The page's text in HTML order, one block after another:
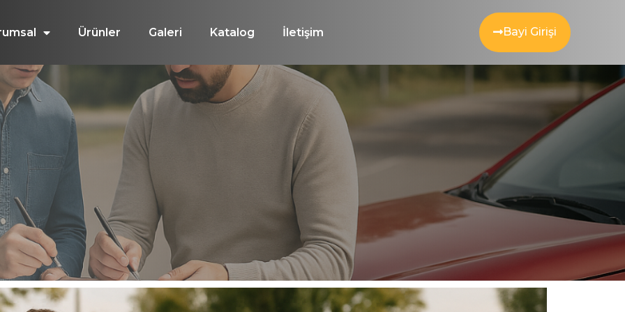
Ürünler Galeri Katalog İletişim Bayi Girişi